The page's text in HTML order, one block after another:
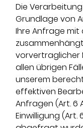
Die
Grundlage von
Ihre Anfrage mit
vorvertraglicher
allen übrigen
unserem
effektiven
Anfragen (Art. 6
Einwilligung (Art.